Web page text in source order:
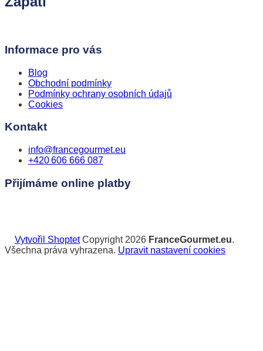
Informace pro vás
Blog
Obchodní podmínky
Podmínky ochrany osobních údajů
Cookies
Kontakt
info@francegourmet.eu
+420 606 666 087
Přijímáme online platby
Vytvořil Shoptet Copyright 2026 FranceGourmet.eu.
Všechna práva vyhrazena. Upravit nastavení cookies